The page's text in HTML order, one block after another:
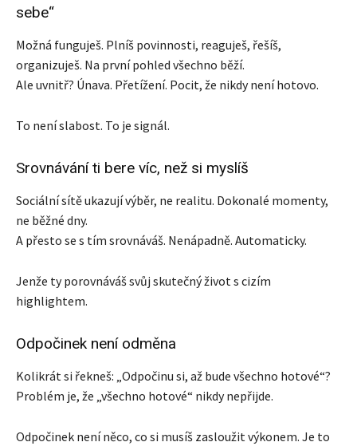
sebe“
Možná funguješ. Plníš povinnosti, reaguješ, řešíš,
organizuješ. Na první pohled všechno běží.
Ale uvnitř? Únava. Přetížení. Pocit, že nikdy není hotovo.
To není slabost. To je signál.
Srovnávání ti bere víc, než si myslíš
Sociální sítě ukazují výběr, ne realitu. Dokonalé momenty,
ne běžné dny.
A přesto se s tím srovnáváš. Nenápadně. Automaticky.
Jenže ty porovnáváš svůj skutečný život s cizím
highlightem.
Odpočinek není odměna
Kolikrát si řekneš: „Odpočinu si, až bude všechno hotové“?
Problém je, že „všechno hotové“ nikdy nepřijde.
Odpočinek není něco, co si musíš zasloužit výkonem. Je to